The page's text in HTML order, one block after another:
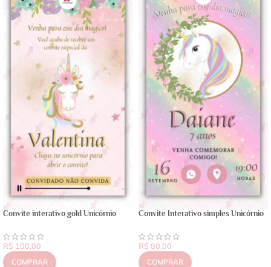
Convite interativo gold Unicórnio
R$ 100,00
COMPRAR
Convite Interativo simples Unicórnio
R$ 80,00
COMPRAR